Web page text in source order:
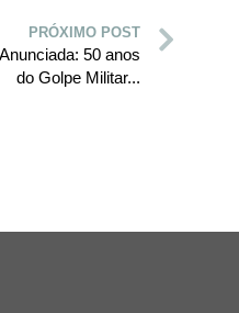
PRÓXIMO POST
50 anos
do Golpe Militar...